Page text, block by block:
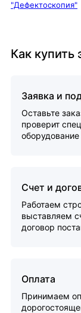
"Дефектоскопия"
Как купить
Заявка и
Оставьте
проверит
оборудование
Счет и
Работаем
выставляем
договор
Оплата
Принимаем